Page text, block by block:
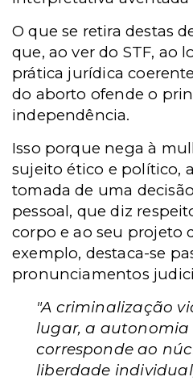
O que se retira destas
que, ao ver do STF, ao
prática jurídica
do aborto ofende o
independência.
Isso porque nega à
sujeito ético e político,
tomada de uma
pessoal, que diz
corpo e ao seu projeto
exemplo, destaca-se
pronunciamentos
"A criminalização
lugar, a
corresponde ao
liberdade